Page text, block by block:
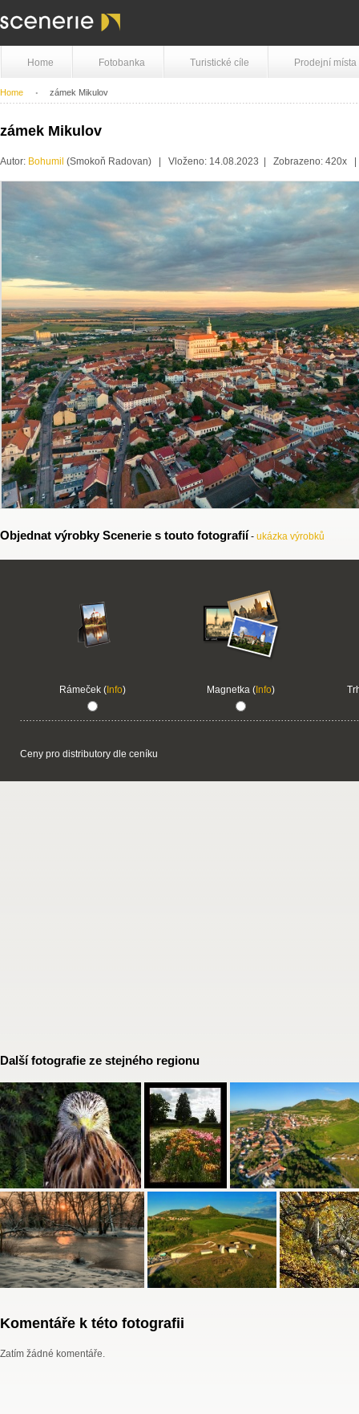
Home Fotobanka Turistické cíle Prodejní místa
Home zámek Mikulov
zámek Mikulov
Autor: Bohumil (Smokoň Radovan) | Vloženo: 14.08.2023 | Zobrazeno: 420x
Objednat výrobky Scenerie s touto fotografií - ukázka výrobků
Rámeček (Info) Magnetka (Info)
Ceny pro distributory dle ceníku
Další fotografie ze stejného regionu
Komentáře k této fotografii
Zatím žádné komentáře.